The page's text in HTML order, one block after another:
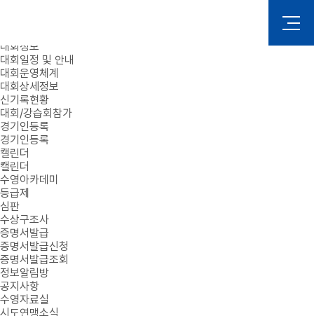
대회정보
대회일정 및 안내
대회운영체계
대회상세정보
신기록현황
대회/강습회참가
경기인등록
경기인등록
캘린더
캘린더
수영아카데미
등급제
심판
수상구조사
증명서발급
증명서발급신청
증명서발급조회
정보알림방
공지사항
수영자료실
시도연맹소식